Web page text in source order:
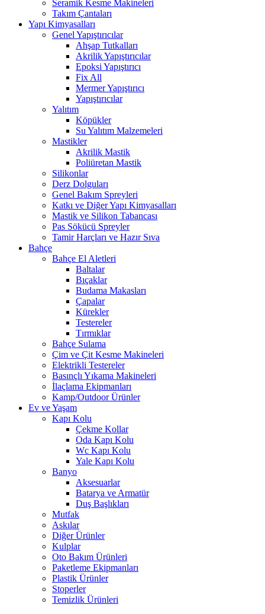
Seramik Kesme Makineleri
Takım Çantaları
Yapı Kimyasalları
Genel Yapıştırıcılar
Ahşap Tutkalları
Akrilik Yapıştırıcılar
Epoksi Yapıştırıcı
Fix All
Mermer Yapıştırıcı
Yapıştırıcılar
Yalıtım
Köpükler
Su Yalıtım Malzemeleri
Mastikler
Akrilik Mastik
Poliüretan Mastik
Silikonlar
Derz Dolguları
Genel Bakım Spreyleri
Katkı ve Diğer Yapı Kimyasalları
Mastik ve Silikon Tabancası
Pas Sökücü Spreyler
Tamir Harçları ve Hazır Sıva
Bahçe
Bahçe El Aletleri
Baltalar
Bıçaklar
Budama Makasları
Çapalar
Kürekler
Testereler
Tırmıklar
Bahçe Sulama
Çim ve Çit Kesme Makineleri
Elektrikli Testereler
Basınçlı Yıkama Makineleri
İlaçlama Ekipmanları
Kamp/Outdoor Ürünler
Ev ve Yaşam
Kapı Kolu
Çekme Kollar
Oda Kapı Kolu
Wc Kapı Kolu
Yale Kapı Kolu
Banyo
Aksesuarlar
Batarya ve Armatür
Duş Başlıkları
Mutfak
Askılar
Diğer Ürünler
Kulplar
Oto Bakım Ürünleri
Paketleme Ekipmanları
Plastik Ürünler
Stoperler
Temizlik Ürünleri